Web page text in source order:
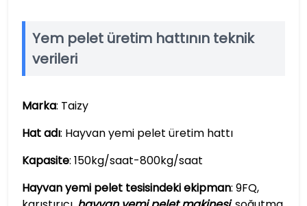
Yem pelet üretim hattının teknik
verileri
Marka: Taizy
Hat adı: Hayvan yemi pelet üretim hattı
Kapasite: 150kg/saat-800kg/saat
Hayvan yemi pelet tesisindeki ekipman: 9FQ,